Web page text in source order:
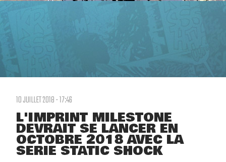
10 JUILLET 2018 - 17:46
L'IMPRINT MILESTONE
DEVRAIT SE LANCER EN
OCTOBRE 2018 AVEC LA
SÉRIE STATIC SHOCK